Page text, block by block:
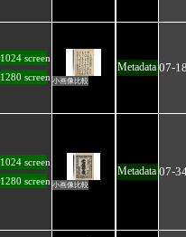
1024 screen
1280 screen 小画像比較
Metadata 07-
1024 screen
1280 screen 小画像比較
Metadata 07-